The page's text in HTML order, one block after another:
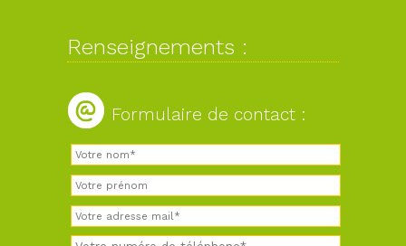
Renseignements :
Formulaire de contact :